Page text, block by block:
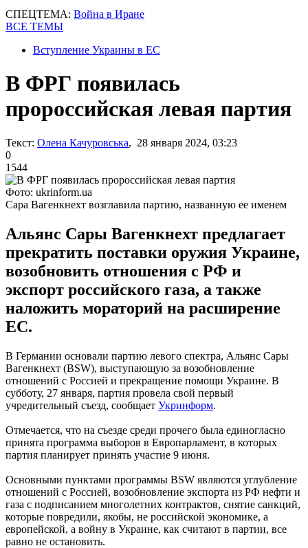
СПЕЦТЕМА: Война в Иране
ВСЕ ТЕМЫ
Вступление Украины в ЕС
В ФРГ появилась
пророссийская левая партия
Текст: Олена Качуровська, 28 января 2024, 03:23
0
1544
Фото: ukrinform.ua
Сара Вагенкнехт возглавила партию, названную ее именем
Альянс Сары Вагенкнехт предлагает
прекратить поставки оружия Украине,
возобновить отношения с РФ и
экспорт российского газа, а также
наложить мораторий на расширение
ЕС.
В Германии основали партию левого спектра, Альянс Сары
Вагенкнехт (BSW), выступающую за возобновление
отношений с Россией и прекращение помощи Украине. В
субботу, 27 января, партия провела свой первый
учредительный съезд, сообщает Укринформ.
Отмечается, что на съезде среди прочего была единогласно
принята программа выборов в Европарламент, в которых
партия планирует принять участие 9 июня.
Основными пунктами программы BSW являются углубление
отношений с Россией, возобновление экспорта из РФ нефти и
газа с подписанием многолетних контрактов, снятие санкций,
которые повредили, якобы, не российской экономике, а
европейской, а войну в Украине, как считают в партии, все
равно не остановить.